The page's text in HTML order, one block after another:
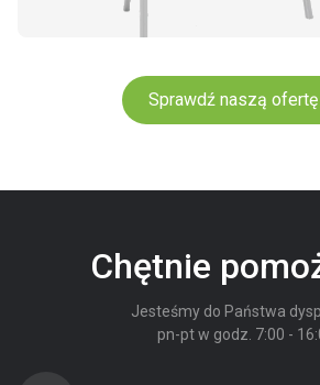
Sprawdź naszą ofertę
Chętnie
Jesteśmy do Państwa
pn-pt w godz. 7:00 -